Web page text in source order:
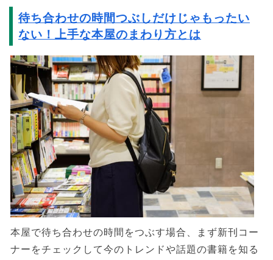
待ち合わせの時間つぶしだけじゃもったい
ない！上手な本屋のまわり方とは
本屋で待ち合わせの時間をつぶす場合、まず新刊コー
ナーをチェックして今のトレンドや話題の書籍を知る